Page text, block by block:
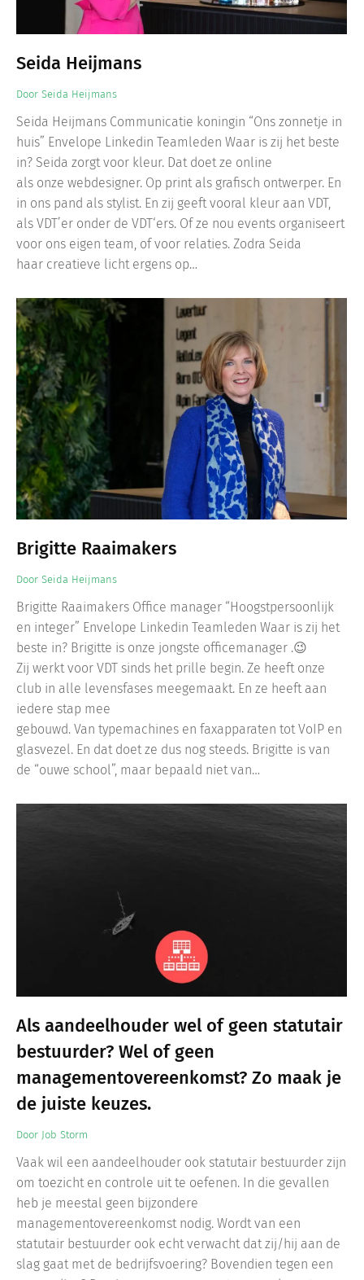
Seida Heijmans
Door Seida Heijmans
Seida Heijmans Communicatie koningin “Ons zonnetje in
huis” Envelope Linkedin Teamleden Waar is zij het beste
in? Seida zorgt voor kleur. Dat doet ze online
als onze webdesigner. Op print als grafisch ontwerper. En
in ons pand als stylist. En zij geeft vooral kleur aan VDT,
als VDT’er onder de VDT‘ers. Of ze nou events organiseert
voor ons eigen team, of voor relaties. Zodra Seida
haar creatieve licht ergens op…
Brigitte Raaimakers
Door Seida Heijmans
Brigitte Raaimakers Office manager “Hoogstpersoonlijk
en integer” Envelope Linkedin Teamleden Waar is zij het
beste in? Brigitte is onze jongste officemanager .😉
Zij werkt voor VDT sinds het prille begin. Ze heeft onze
club in alle levensfases meegemaakt. En ze heeft aan
iedere stap mee
gebouwd. Van typemachines en faxapparaten tot VoIP en
glasvezel. En dat doet ze dus nog steeds. Brigitte is van
de “ouwe school”, maar bepaald niet van…
Als aandeelhouder wel of geen statutair
bestuurder? Wel of geen
managementovereenkomst? Zo maak je
de juiste keuzes.
Door Job Storm
Vaak wil een aandeelhouder ook statutair bestuurder zijn
om toezicht en controle uit te oefenen. In die gevallen
heb je meestal geen bijzondere
managementovereenkomst nodig. Wordt van een
statutair bestuurder ook echt verwacht dat zij/hij aan de
slag gaat met de bedrijfsvoering? Bovendien tegen een